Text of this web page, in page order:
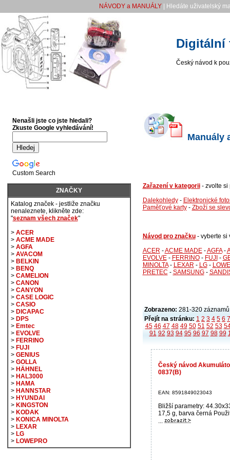
NÁVODY a MANUÁLY | Hledáte uživatelský
Digitální
Český návod k
Manuály
Zařazení v kategorii - zvolte si
Dalekohledy- Elektronické
Paměťové karty- Zboží se
Návod pro značku - vyberte si
ACER -ACME MADE-AGFA-
EVOLVE- FERRINO- FUJI -
MINOLTA- LEXAR - LG-
PRETEC - SAMSUNG-
Zobrazeno: 281-320
Přejít na stránku: 1 2 3 4 5 6 7
45 46 47 48 49 50 51 52 53
91 92 93 94 95 96 97 98 99
Český návod
0837(B)
EAN: 8591849023043
Bližší parametry:
17,5 g, barva černá
...
Nenašli jste co jste hledali?
Zkuste Google vyhledávání!
Custom Search
ZNAČKY
Katalog značek - jestliže značku
nenaleznete, klikněte zde:
"seznam všech značek"
> ACER
> ACME MADE
> AGFA
> AVACOM
> BELKIN
> BENQ
> CAMELION
> CANON
> CANYON
> CASE LOGIC
> CASIO
> DICAPAC
> DPS
> Emtec
> EVOLVE
> FERRINO
> FUJI
> GENIUS
> GOLLA
> HÄHNEL
> HAL3000
> HAMA
> HANNSTAR
> HYUNDAI
> KINGSTON
> KODAK
> KONICA MINOLTA
> LEXAR
> LG
> LOWEPRO